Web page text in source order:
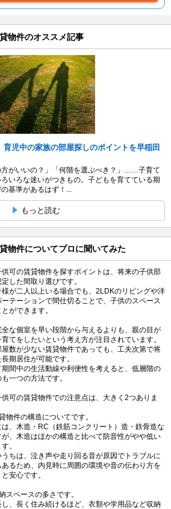
物件のオススメ記事
児中の家族の部屋探しのポイントを早稲田
方がいいの？」「何階を選ぶべき？」……子育て
いろな迷いがつきもの。子どもを育てている期
基準があるはず！...
もっと読む
物件についてプロに聞いてみた
可の賃貸物件を探すポイントは、将来の子供部
した間取り選びです。
様が二人以上いる場合でも、2LDKのリビングや洋
テーションで間仕切ることで、子供のスペース
ができます。
な個室を早い段階から与えるよりも、親の目が
てをしたいという考え方が注目されています。
屋数が少ない賃貸物件であっても、工夫次第で将
期居住が可能です。
期間中の生活動線や利便性を考えると、低層階の
一つの方法です。
可の賃貸物件での注意点は、大きく2つありま
物件の構造についてです。
、木造・RC（鉄筋コンクリート）造・鉄骨造な
が、木造はほかの構造と比べて防音性がやや低い
。
ちは、泣き声や走り回る音が原因でトラブルに
るため、内見時に周囲の環境や音の伝わり方を
安心です。
スペースの多さです。
し、長く住み続けるほど、衣類や学用品など収納